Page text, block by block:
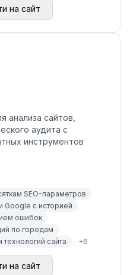
на сайт
анализа сайтов,
аудита с
инструментов
SEO-параметров
Google с историей
ошибок
по городам
сайта
+6
на сайт